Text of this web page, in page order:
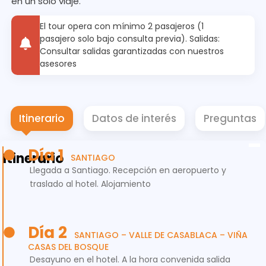
El tour opera con mínimo 2 pasajeros (1
pasajero solo bajo consulta previa). Salidas:
Consultar salidas garantizadas con nuestros
asesores
Itinerario Datos de interés Preguntas
Itinerario
Día 1
SANTIAGO
Llegada a Santiago. Recepción en aeropuerto y
traslado al hotel. Alojamiento
Día 2
SANTIAGO – VALLE DE CASABLACA – VIÑA
CASAS DEL BOSQUE
Desayuno en el hotel. A la hora convenida salida